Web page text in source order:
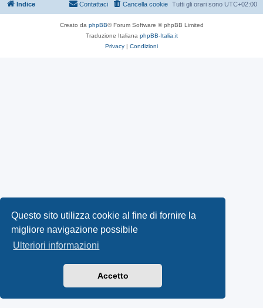
Questo sito utilizza cookie al fine di fornire la
migliore navigazione possibile
Ulteriori informazioni
Accetto
Indice Tutti gli orari sono UTC+02:00
Cancella cookie
Contattaci
Creato da phpBB® Forum Software © phpBB Limited
Traduzione Italiana phpBB-Italia.it
Privacy | Condizioni